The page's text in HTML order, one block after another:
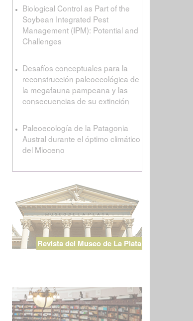
Biological Control as Part of the
Soybean Integrated Pest
Management (IPM): Potential and
Challenges
Desafíos conceptuales para la
reconstrucción paleoecológica de
la megafauna pampeana y las
consecuencias de su extinción
Paleoecología de la Patagonia
Austral durante el óptimo climático
del Mioceno
Revista del Museo de La Plata